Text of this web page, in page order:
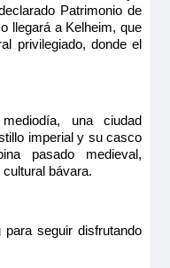
– Riverside
Patrimonio de
llegará a Kelheim, que
privilegiado, donde el
una ciudad
imperial y su casco
pasado medieval,
bávara.
seguir disfrutando